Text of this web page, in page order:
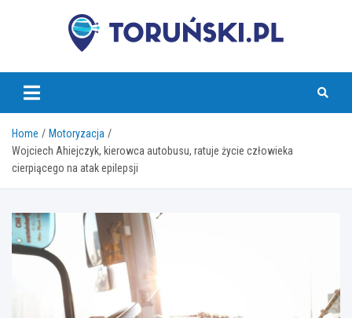
torunski.pl
Home
Motoryzacja
Wojciech Ahiejczyk, kierowca autobusu, ratuje życie człowieka
cierpiącego na atak epilepsji